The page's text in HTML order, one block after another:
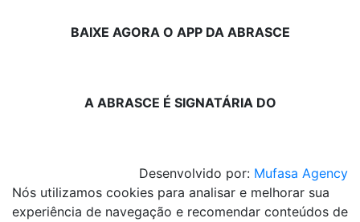
BAIXE AGORA O APP DA ABRASCE
A ABRASCE É SIGNATÁRIA DO
Desenvolvido por: Mufasa Agency
Nós utilizamos cookies para analisar e melhorar sua
experiência de navegação e recomendar conteúdos de